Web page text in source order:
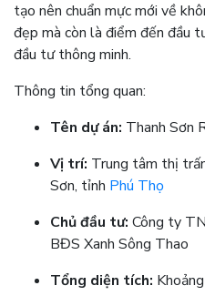
tạo nên chuẩn mực mới về
đẹp mà còn là điểm đến đầu
đầu tư thông minh.
Thông tin tổng quan:
Tên dự án: Thanh Sơn
Vị trí: Trung tâm thị
Sơn, tỉnh Phú Thọ
Chủ đầu tư: Công ty
BĐS Xanh Sông Thao
Tổng diện tích: